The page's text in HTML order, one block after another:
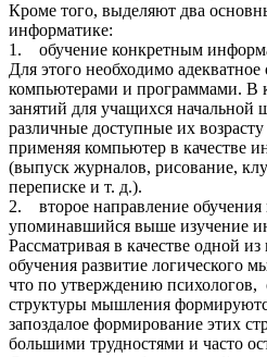
Кроме того, выделяют два
информатике:
1. обучение конкретным
Для этого необходимо
компьютерами и программами. В
занятий для учащихся начальной
различные доступные их
применяя компьютер в качестве
(выпуск журналов, рисование,
переписке и т. д.).
2. второе направление обучения
упоминавшийся выше изучение
Рассматривая в качестве одной
обучения развитие логического
что по утверждению психологов,
структуры мышления
запоздалое формирование этих
большими трудностями и часто